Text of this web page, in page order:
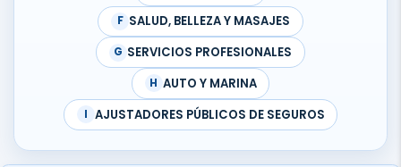
F SALUD, BELLEZA Y MASAJES
G SERVICIOS PROFESIONALES
H AUTO Y MARINA
I AJUSTADORES PÚBLICOS DE SEGUROS